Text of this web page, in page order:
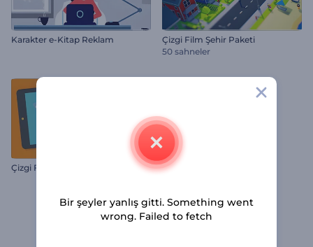
Karakter e-Kitap Reklam
Çizgi Film Şehir Paketi
50 sahneler
Çizgi Film Şirket Tanıtımı
Bir şeyler yanlış gitti. Something went
wrong. Failed to fetch